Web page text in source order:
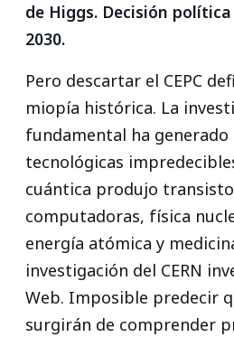
de Higgs. Decisión
2030.
Pero descartar el CEPC
miopía histórica. La
fundamental ha generado
tecnológicas
cuántica produjo
computadoras, física
energía atómica y
investigación del CERN
Web. Imposible predecir
surgirán de comprender